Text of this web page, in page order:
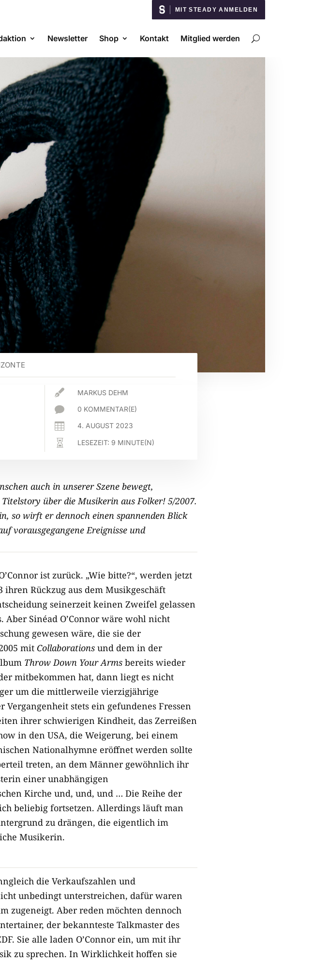
MIT STEADY ANMELDEN
Newsletter Shop Kontakt Mitglied werden
 MARKUS DEHM
 0 KOMMENTAR(E)
 4. AUGUST 2023
 LESEZEIT: 9 MINUTE(N)
auch in unserer Szene bewegt,
über die Musikerin aus Folker! 5/2007.
so wirft er dennoch einen spannenden Blick
vorausgegangene Ereignisse und
ist zurück. „Wie bitte?“, werden jetzt
ihren Rückzug aus dem Musikgeschäft
seinerzeit keinen Zweifel gelassen
Aber Sinéad O’Connor wäre wohl nicht
gewesen wäre, die sie der
mit Collaborations und dem in der
Throw Down Your Arms bereits wieder
mitbekommen hat, dann liegt es nicht
um die mittlerweile vierzigjährige
stets ein gefundenes Fressen
ihrer schwierigen Kindheit, das Zerreißen
in den USA, die Weigerung, bei einem
Nationalhymne eröffnet werden sollte
treten, an dem Männer gewöhnlich ihr
einer unabhängigen
Kirche und, und, und … Die Reihe der
beliebig fortsetzen. Allerdings läuft man
zu drängen, die eigentlich im
Musikerin.
die Verkaufszahlen und
unbedingt unterstreichen, dafür waren
zugeneigt. Aber reden möchten dennoch
der bekannteste Talkmaster des
Sie alle laden O’Connor ein, um mit ihr
zu sprechen. In Wirklichkeit hoffen sie